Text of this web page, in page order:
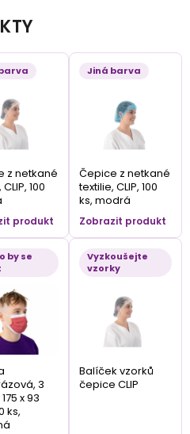
z netkané
100
produkt
Jiná barva
Čepice z netkané
textilie, CLIP, 100
ks, modrá
Zobrazit produkt
by se
3
x 93
ks,
Vyzkoušejte
vzorky
Balíček vzorků
čepice CLIP